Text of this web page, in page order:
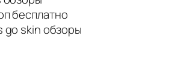
бесплатно
go skin обзоры